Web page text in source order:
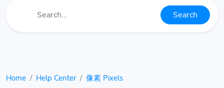
Search
Home Help Center 像素 Pixels